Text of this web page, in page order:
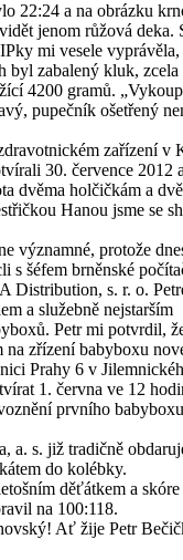
22:24 a na obrázku
jenom růžová deka.
mi vesele vyprávěla,
byl zabalený kluk, zcela
4200 gramů.
pupečník ošetřený
zařízení v
30. července 2012
dvěma holčičkám a
Hanou jsme se
významné, protože
s šéfem brněnské
Distribution, s. r. o.
a služebně nejstarším
Petr mi potvrdil,
na zřízení babyboxu
Prahy 6 v
1. června ve 12
prvního
a. s. již tradičně
do kolébky.
děťátkem a
na 100:118.
Ať žije Petr